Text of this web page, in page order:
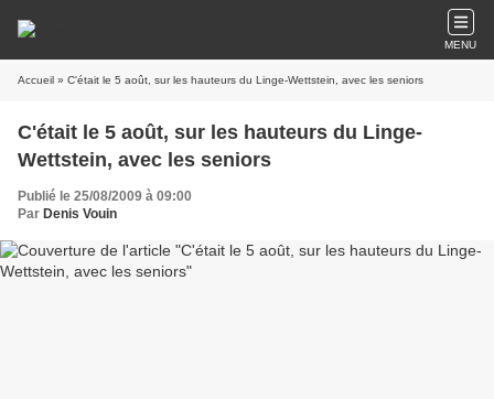
MENU
Accueil » C'était le 5 août, sur les hauteurs du Linge-Wettstein, avec les seniors
C'était le 5 août, sur les hauteurs du Linge-
Wettstein, avec les seniors
Publié le 25/08/2009 à 09:00
Par Denis Vouin